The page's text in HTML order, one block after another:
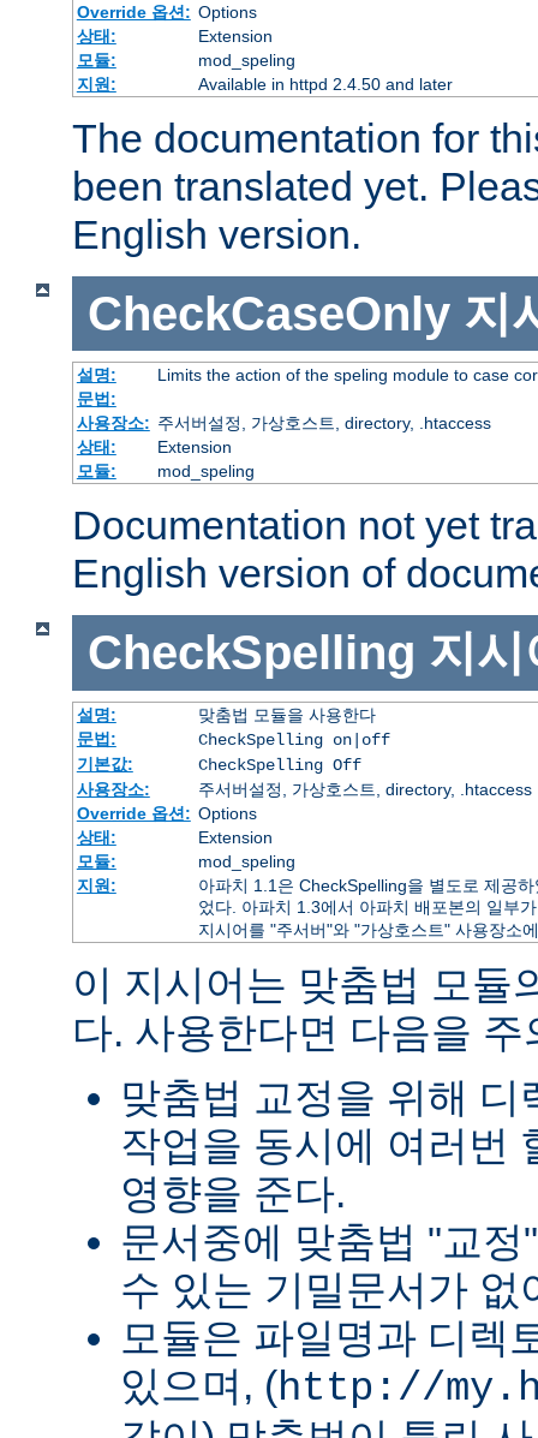
Override 옵션: Options
상태:
Extension
모듈:
mod_speling
지원:
Available in httpd 2.4.50 and later
The documentation for
been translated yet.
English version.
CheckCaseOnly 지
설명:
Limits the action of the speling module to case
문법:
사용장소: 주서버설정, 가상호스트, directory, .htaccess
상태:
Extension
모듈:
mod_speling
Documentation not yet
English version of
CheckSpelling 지시
설명:
맞춤법 모듈을 사용한다
문법:
CheckSpelling on|off
기본값:
CheckSpelling Off
사용장소:
주서버설정, 가상호스트, directory, .htaccess
Override 옵션: Options
상태:
Extension
모듈:
mod_speling
지원:
아파치 1.1은 CheckSpelling을 별도로 제공
었다. 아파치 1.3에서 아파치 배포본의 일부
지시어를 "주서버"와 "가상호스트" 사용장소
이 지시어는 맞춤법 모듈
다. 사용한다면 다음을 주
맞춤법 교정을 위해
작업을 동시에 여러번
영향을 준다.
문서중에 맞춤법 "교
수 있는 기밀문서가 없
모듈은 파일명과 디렉
있으며, (http://